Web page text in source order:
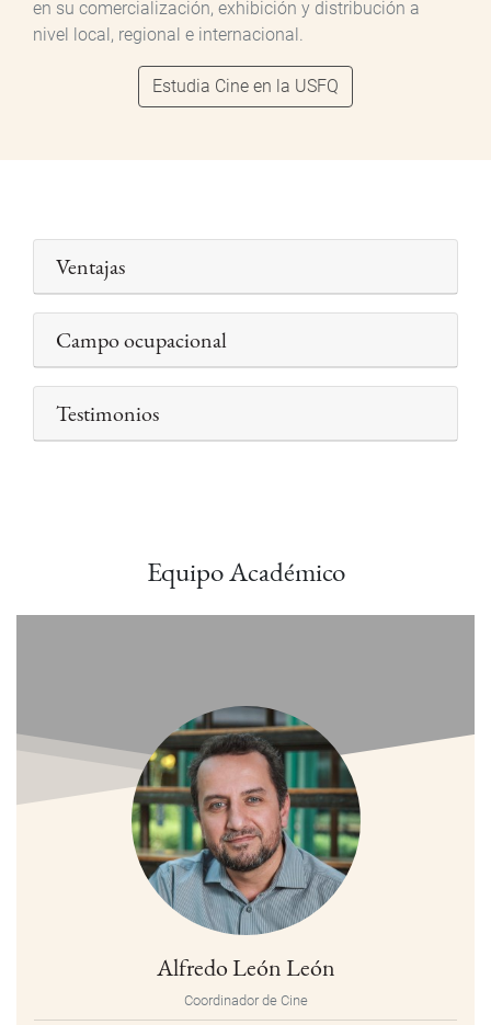
en su comercialización, exhibición y distribución a
nivel local, regional e internacional.
Estudia Cine en la USFQ
Ventajas
Campo ocupacional
Testimonios
Equipo Académico
Alfredo León León
Coordinador de Cine